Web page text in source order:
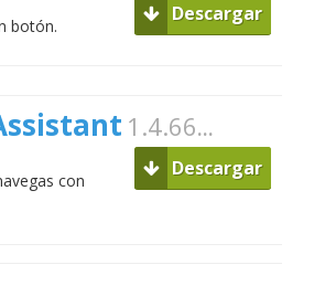
botón.
Descargar
1.4.66 gratis
con
Descargar